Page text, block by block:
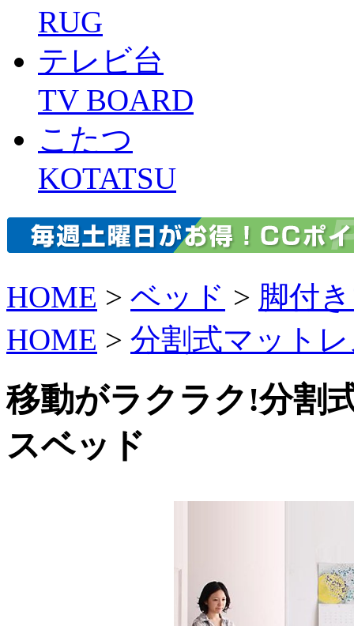
RUG
テレビ台
TV BOARD
こたつ
KOTATSU
HOME > ベッド > 脚付
HOME > 分割式マット
移動がラクラク!分割
スベッド